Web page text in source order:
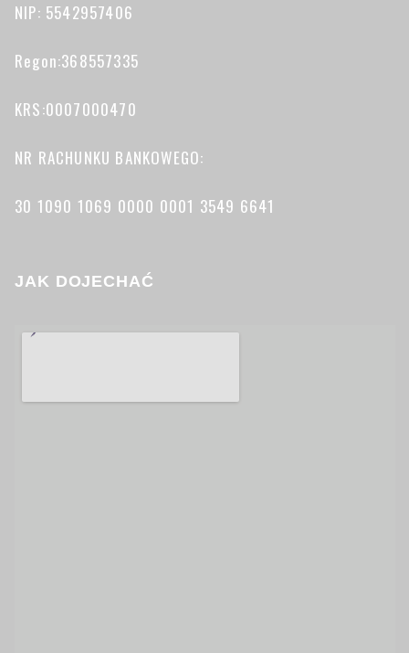
NIP: 5542957406
Regon:368557335
KRS:0007000470
NR RACHUNKU BANKOWEGO:
30 1090 1069 0000 0001 3549 6641
JAK DOJECHAĆ